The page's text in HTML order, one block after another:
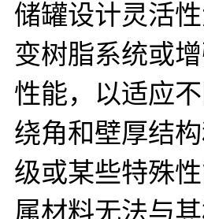
储罐设计灵活
变树脂系统或
性能，以适应
绕角和壁厚结
级或某些特殊
属材料无法与其